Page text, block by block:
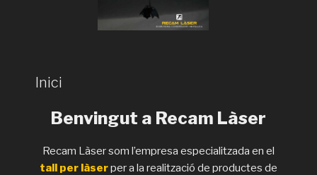
Inici
Benvingut a Recam Làser
Recam Làser som l’empresa especialitzada en el
tall per làserper a la realització de productes de